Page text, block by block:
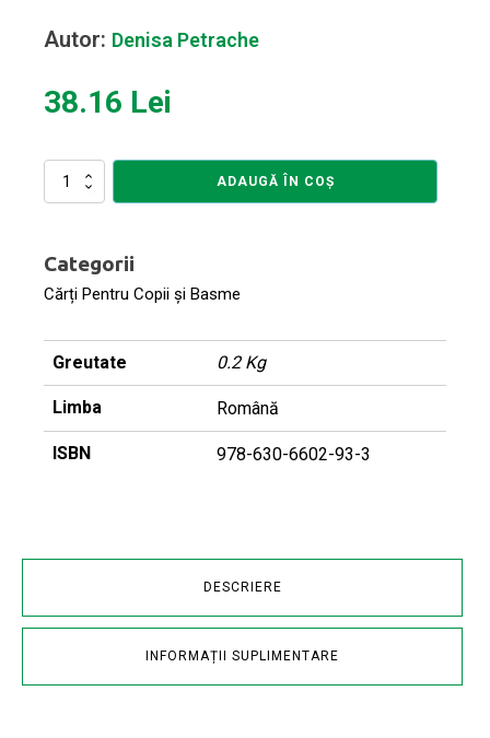
Autor: Denisa Petrache
38.16 Lei
Cantitate
Perri.
excursie
munte
ADAUGĂ ÎN COȘ
Categorii
Cărți Pentru Copii și Basme
Greutate 0.2 Kg
Limba Română
ISBN 978-630-6602-93-3
DESCRIERE
INFORMAȚII SUPLIMENTARE